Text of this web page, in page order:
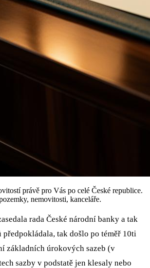
právě pro Vás po celé České republice.
nemovitosti, kanceláře.
rada České národní banky a tak
tak došlo po téměř 10ti
základních úrokových sazeb (v
sazby v podstatě jen klesaly nebo